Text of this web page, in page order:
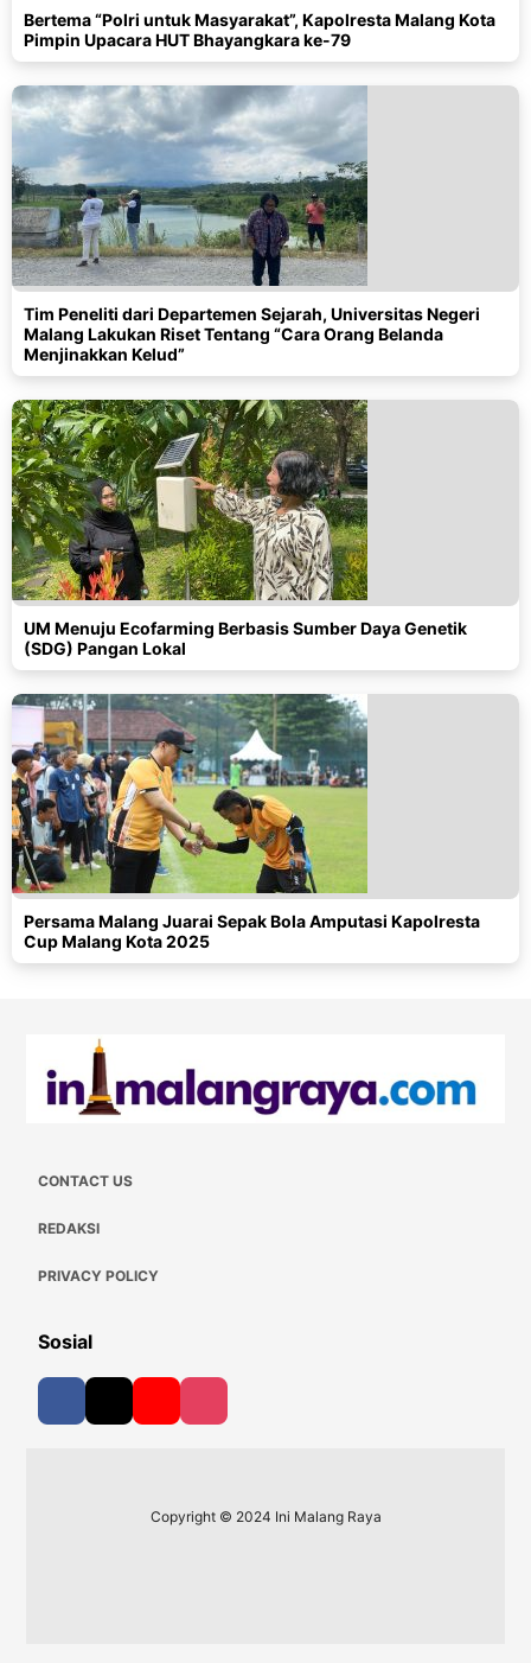
Bertema “Polri untuk Masyarakat”, Kapolresta Malang Kota
Pimpin Upacara HUT Bhayangkara ke-79
Tim Peneliti dari Departemen Sejarah, Universitas Negeri
Malang Lakukan Riset Tentang “Cara Orang Belanda
Menjinakkan Kelud”
UM Menuju Ecofarming Berbasis Sumber Daya Genetik
(SDG) Pangan Lokal
Persama Malang Juarai Sepak Bola Amputasi Kapolresta
Cup Malang Kota 2025
CONTACT US
REDAKSI
PRIVACY POLICY
Sosial
Copyright © 2024 Ini Malang Raya